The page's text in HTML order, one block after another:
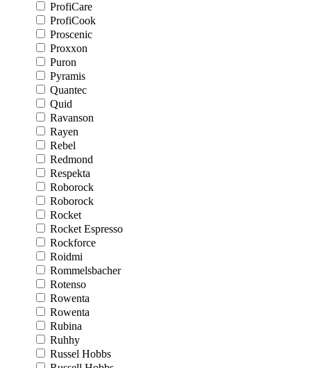
ProfiCare
ProfiCook
Proscenic
Proxxon
Puron
Pyramis
Quantec
Quid
Ravanson
Rayen
Rebel
Redmond
Respekta
Roborock
Roborock
Rocket
Rocket Espresso
Rockforce
Roidmi
Rommelsbacher
Rotenso
Rowenta
Rowenta
Rubina
Ruhhy
Russel Hobbs